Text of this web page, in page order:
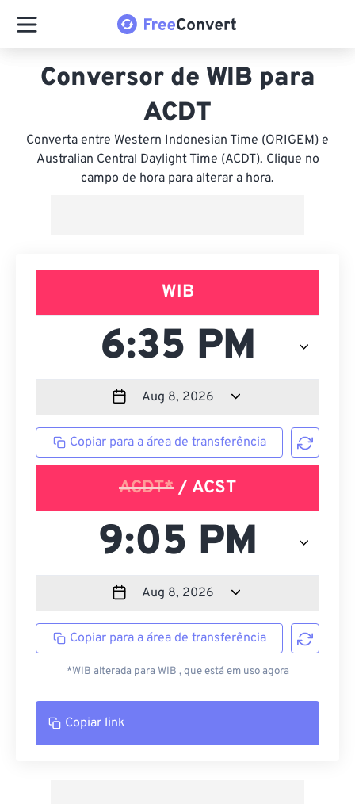
Conversor de WIB para
ACDT
Converta entre Western Indonesian Time (ORIGEM) e
Australian Central Daylight Time (ACDT). Clique no
campo de hora para alterar a hora.
WIB
Copiar para a área de transferência
ACDT* / ACST
Copiar para a área de transferência
*WIB alterada para WIB , que está em uso agora
Copiar link